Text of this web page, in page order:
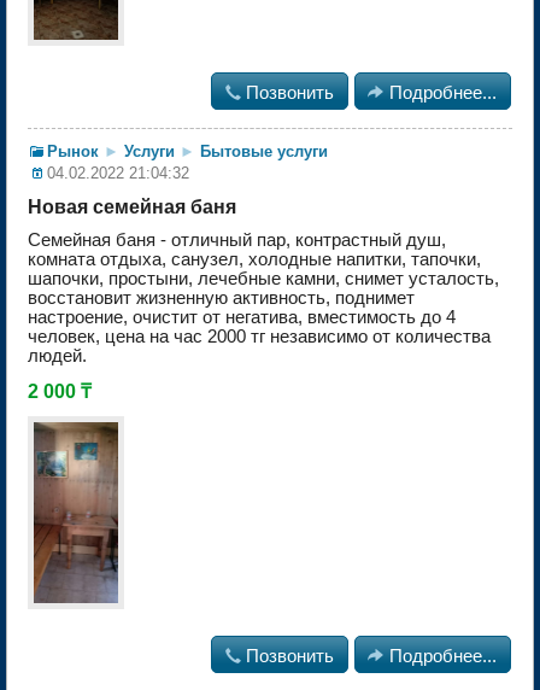
 Позвонить  Подробнее...
Рынок ► Услуги ► Бытовые услуги
04.02.2022 21:04:32
Новая семейная баня
Семейная баня - отличный пар, контрастный душ,
комната отдыха, санузел, холодные напитки, тапочки,
шапочки, простыни, лечебные камни, снимет усталость,
восстановит жизненную активность, поднимет
настроение, очистит от негатива, вместимость до 4
человек, цена на час 2000 тг независимо от количества
людей.
2 000 ₸
 Позвонить  Подробнее...